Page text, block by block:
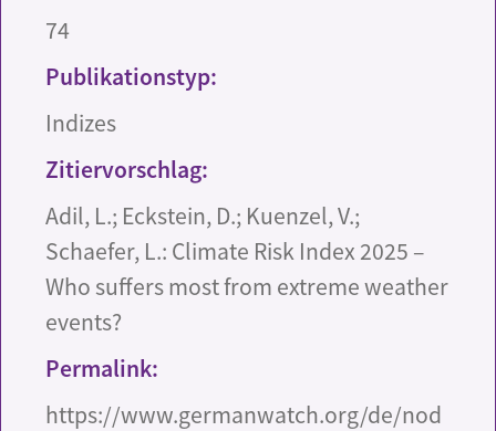
74
Publikationstyp:
Indizes
Zitiervorschlag:
Adil, L.; Eckstein, D.; Kuenzel, V.;
Schaefer, L.: Climate Risk Index 2025 –
Who suffers most from extreme weather
events?
Permalink:
https://www.germanwatch.org/de/nod